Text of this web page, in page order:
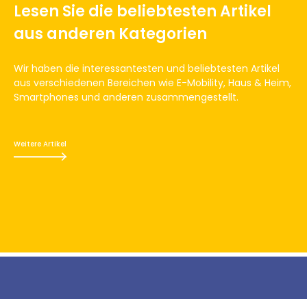
Lesen Sie die beliebtesten Artikel
aus anderen Kategorien
Wir haben die interessantesten und beliebtesten Artikel
aus verschiedenen Bereichen wie E-Mobility, Haus & Heim,
Smartphones und anderen zusammengestellt.
Weitere Artikel